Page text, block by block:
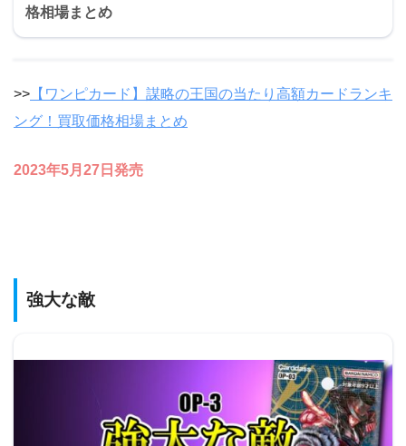
格相場まとめ
>> 【ワンピカード】謀略の王国の当たり高額カードランキ
ング！買取価格相場まとめ
2023年5月27日発売
強大な敵